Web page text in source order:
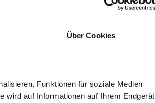
Über Cookies
Funktionen für soziale Medien
wird auf Informationen auf Ihrem Endgerät